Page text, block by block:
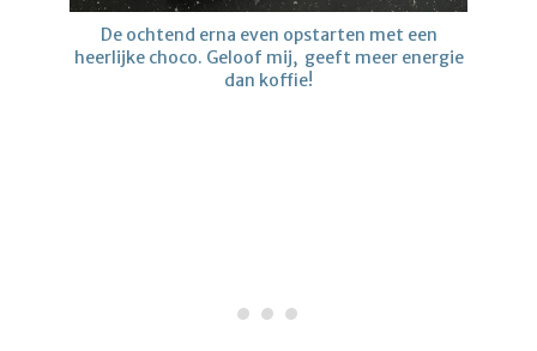
De ochtend erna even opstarten met een
heerlijke choco. Geloof mij, geeft meer energie
dan koffie!